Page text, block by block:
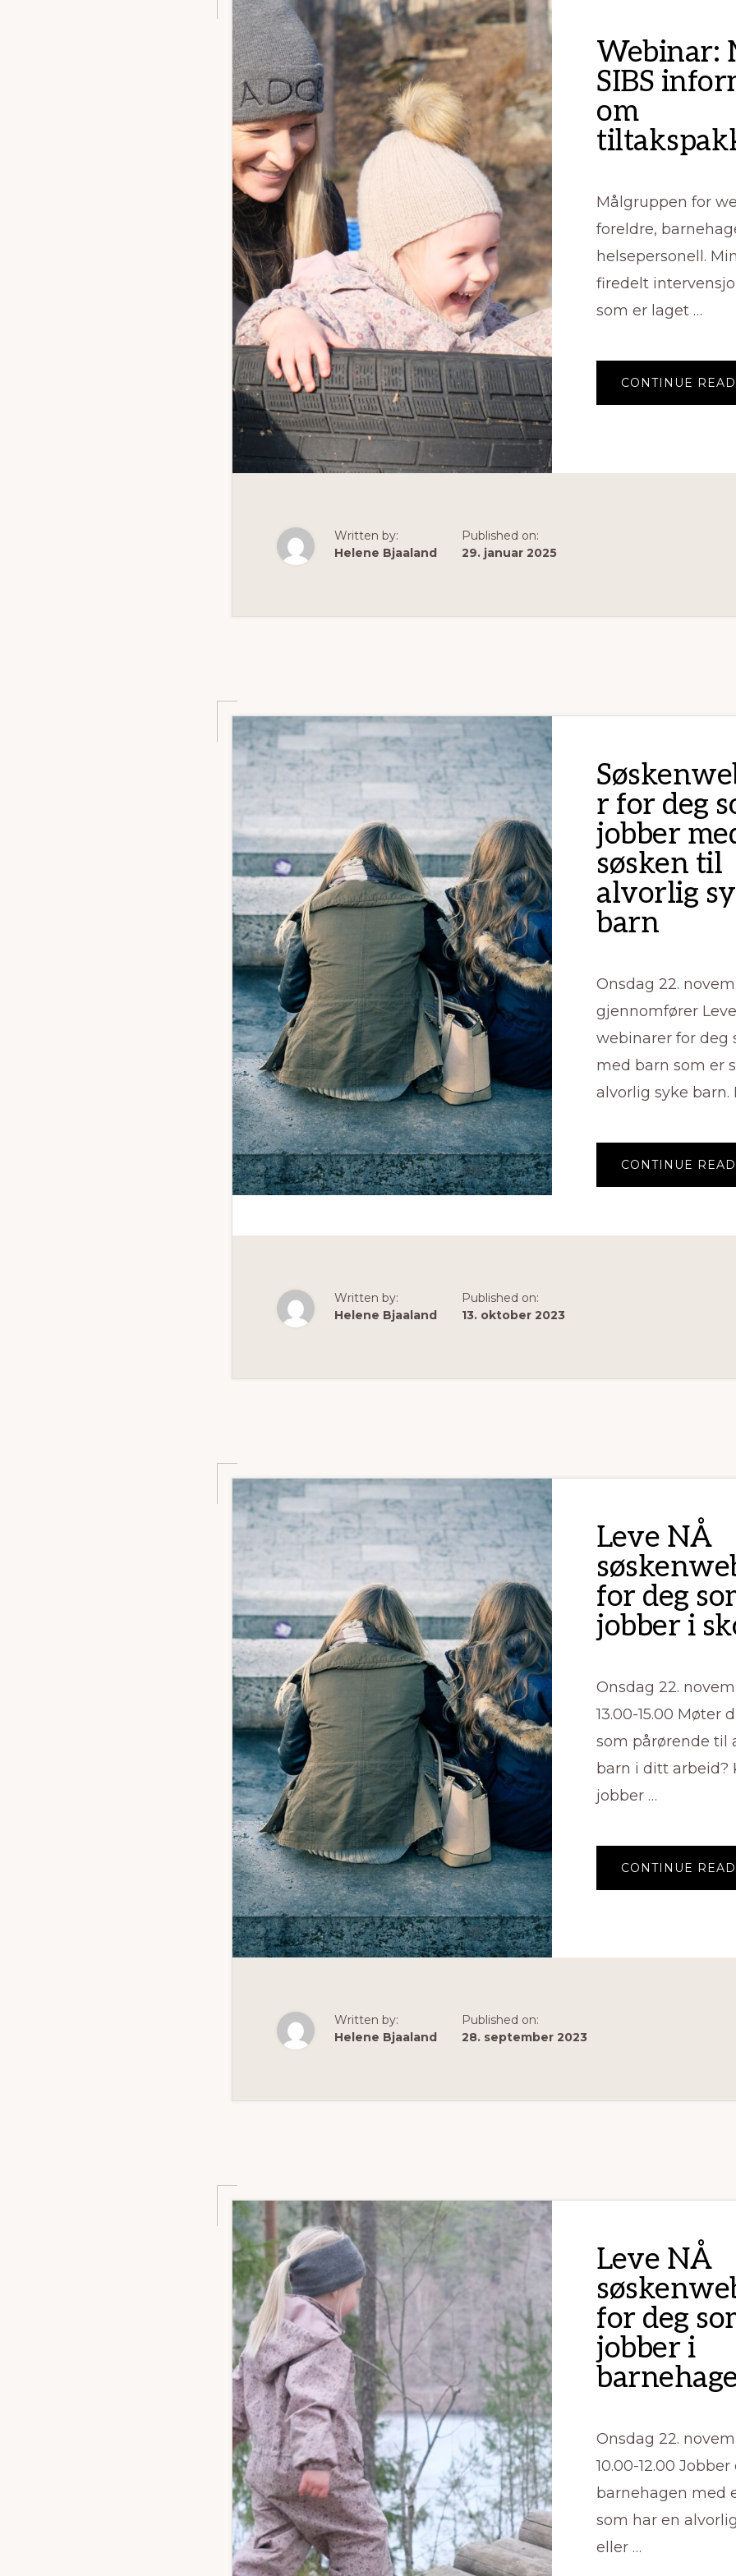
Webinar:
SIBS
om
Målgruppen for
foreldre,
helsepersonell.
firedelt
som er laget …
CONTINUE
Written by:
Helene Bjaaland
Published on:
29. januar 2025
r for deg
jobber
søsken til
alvorlig
barn
Onsdag 22.
gjennomfører
webinarer for deg
med barn som er
alvorlig syke barn.
CONTINUE
Written by:
Helene Bjaaland
Published on:
13. oktober 2023
Leve NÅ
for deg
jobber i
Onsdag 22.
13.00-15.00 Møter
som pårørende til
barn i ditt arbeid?
jobber …
CONTINUE
Written by:
Helene Bjaaland
Published on:
28. september 2023
Leve NÅ
for deg
jobber i
Onsdag 22.
10.00-12.00 Jobber
barnehagen med
som har en
eller …